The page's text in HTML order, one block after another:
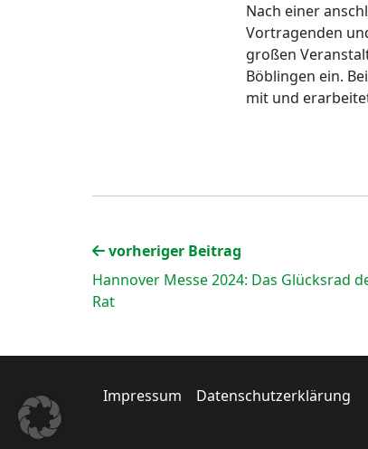
Nach einer
Vortragenden
großen
Böblingen ein.
mit und
vorheriger Beitrag
Hannover Messe 2024: Das Glücksrad
Rat
Impressum
Datenschutzerklärung